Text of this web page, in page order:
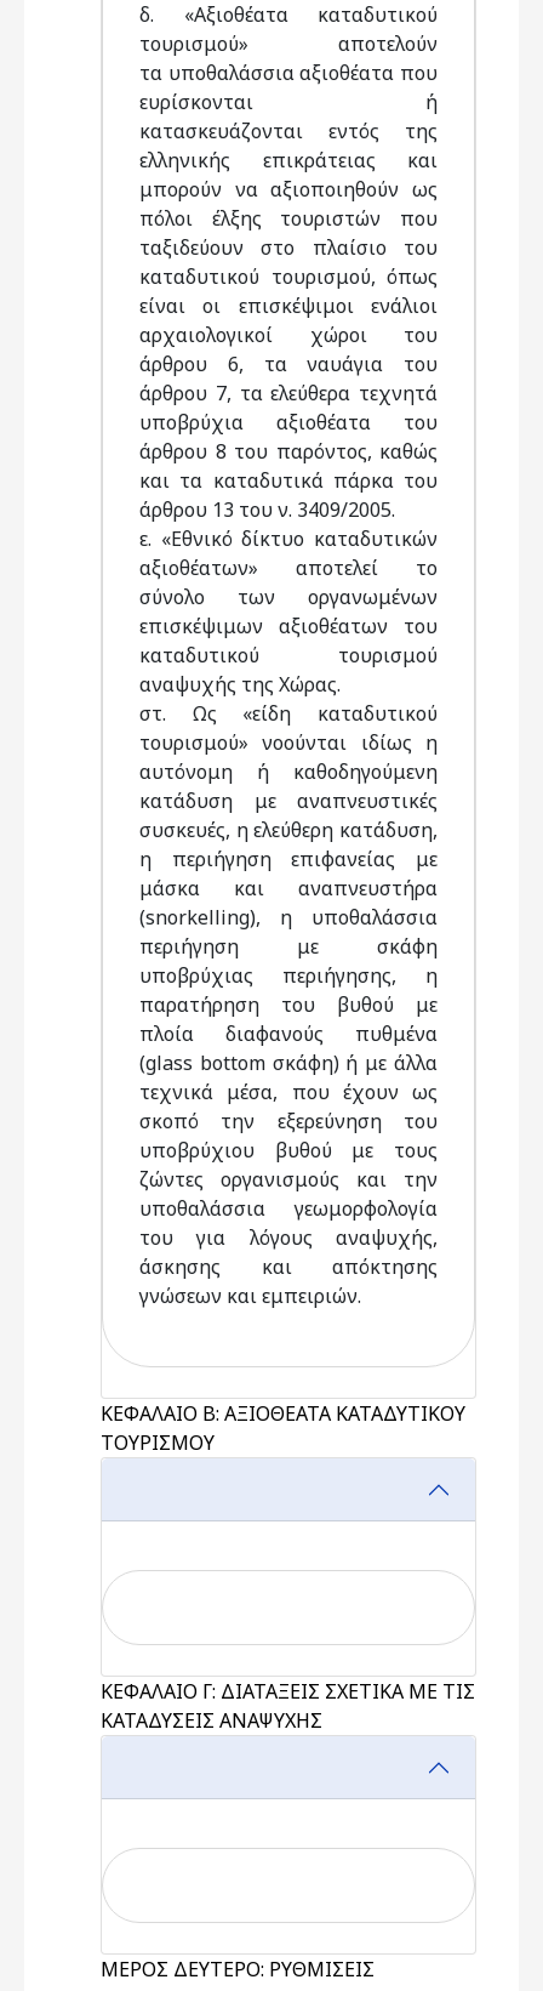
δ. «Αξιοθέατα καταδυτικού
τουρισμού» αποτελούν
τα υποθαλάσσια αξιοθέατα που
ευρίσκονται ή
κατασκευάζονται εντός της
ελληνικής επικράτειας και
μπορούν να αξιοποιηθούν ως
πόλοι έλξης τουριστών που
ταξιδεύουν στο πλαίσιο του
καταδυτικού τουρισμού, όπως
είναι οι επισκέψιμοι ενάλιοι
αρχαιολογικοί χώροι του
άρθρου 6, τα ναυάγια του
άρθρου 7, τα ελεύθερα τεχνητά
υποβρύχια αξιοθέατα του
άρθρου 8 του παρόντος, καθώς
και τα καταδυτικά πάρκα του
άρθρου 13 του ν. 3409/2005.
ε. «Εθνικό δίκτυο καταδυτικών
αξιοθέατων» αποτελεί το
σύνολο των οργανωμένων
επισκέψιμων αξιοθέατων του
καταδυτικού τουρισμού
αναψυχής της Χώρας.
στ. Ως «είδη καταδυτικού
τουρισμού» νοούνται ιδίως η
αυτόνομη ή καθοδηγούμενη
κατάδυση με αναπνευστικές
συσκευές, η ελεύθερη κατάδυση,
η περιήγηση επιφανείας με
μάσκα και αναπνευστήρα
(snorkelling), η υποθαλάσσια
περιήγηση με σκάφη
υποβρύχιας περιήγησης, η
παρατήρηση του βυθού με
πλοία διαφανούς πυθμένα
(glass bottom σκάφη) ή με άλλα
τεχνικά μέσα, που έχουν ως
σκοπό την εξερεύνηση του
υποβρύχιου βυθού με τους
ζώντες οργανισμούς και την
υποθαλάσσια γεωμορφολογία
του για λόγους αναψυχής,
άσκησης και απόκτησης
γνώσεων και εμπειριών.
ΚΕΦΑΛΑΙΟ Β: ΑΞΙΟΘΕΑΤΑ ΚΑΤΑΔΥΤΙΚΟΥ
ΤΟΥΡΙΣΜΟΥ
ΚΕΦΑΛΑΙΟ Γ: ΔΙΑΤΑΞΕΙΣ ΣΧΕΤΙΚΑ ΜΕ ΤΙΣ
ΚΑΤΑΔΥΣΕΙΣ ΑΝΑΨΥΧΗΣ
ΜΕΡΟΣ ΔΕΥΤΕΡΟ: ΡΥΘΜΙΣΕΙΣ